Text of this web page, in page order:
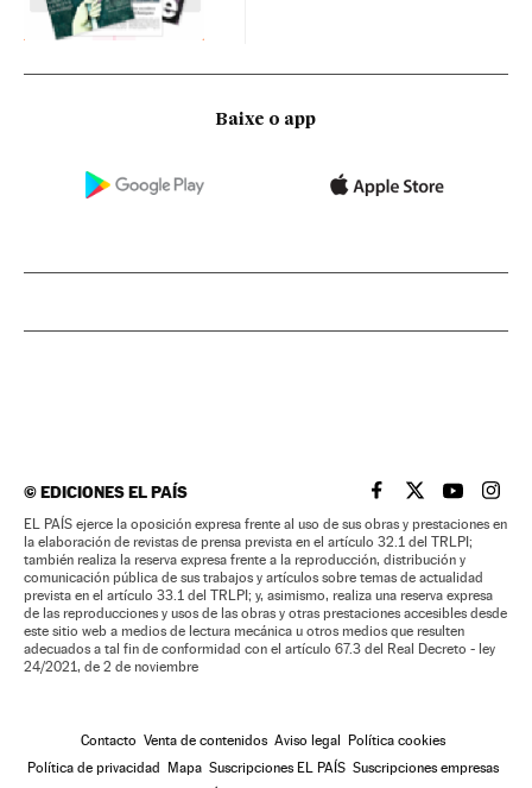
Baixe o app
©EDICIONES EL PAÍS EL PAÍS BRASIL EN
EL PAÍSEL PAÍS
EL
EL PAÍS ejerce la oposición expresa frente al uso de sus obras y prestaciones en
la elaboración de revistas de prensa prevista en el artículo 32.1 del TRLPI;
también realiza la reserva expresa frente a la reproducción, distribución y
comunicación pública de sus trabajos y artículos sobre temas de actualidad
prevista en el artículo 33.1 del TRLPI; y, asimismo, realiza una reserva expresa
de las reproducciones y usos de las obras y otras prestaciones accesibles desde
este sitio web a medios de lectura mecánica u otros medios que resulten
adecuados a tal fin de conformidad con el artículo 67.3 del Real Decreto - ley
24/2021, de 2 de noviembre
Contacto Venta de contenidos Aviso legal
Política cookies
Política de privacidad
Mapa Suscripciones EL PAÍS Suscripciones empresas